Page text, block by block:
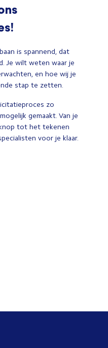
is spannend, dat
Je wilt weten waar je
en hoe wij je
stap te zetten.
zo
gemaakt. Van je
tot het tekenen
voor je klaar.